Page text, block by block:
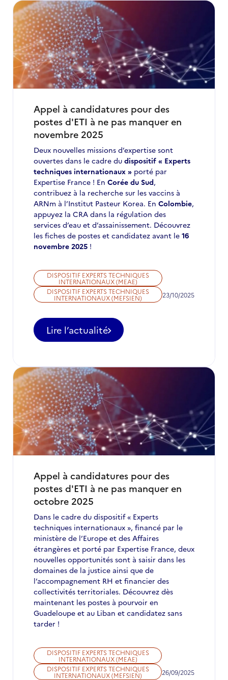
Appel à candidatures pour des
postes d'ETI à ne pas manquer en
novembre 2025
Deux nouvelles missions d’expertise sont
ouvertes dans le cadre du dispositif « Experts
techniques internationaux » porté par
Expertise France ! En Corée du Sud,
contribuez à la recherche sur les vaccins à
ARNm à l’Institut Pasteur Korea. En Colombie,
appuyez la CRA dans la régulation des
services d’eau et d’assainissement. Découvrez
les fiches de postes et candidatez avant le 16
novembre 2025 !
DISPOSITIF EXPERTS TECHNIQUES
INTERNATIONAUX (MEAE)
DISPOSITIF EXPERTS TECHNIQUES
INTERNATIONAUX (MEFSIEN) 23/10/2025
Lire l’actualité
-
Appel
candidatures
pour
des
postes
d'ETI
à
ne
pas
manquer
novembre
2025
Appel à candidatures pour des
postes d'ETI à ne pas manquer en
octobre 2025
Dans le cadre du dispositif « Experts
techniques internationaux », financé par le
ministère de l’Europe et des Affaires
étrangères et porté par Expertise France, deux
nouvelles opportunités sont à saisir dans les
domaines de la justice ainsi que de
l’accompagnement RH et financier des
collectivités territoriales. Découvrez dès
maintenant les postes à pourvoir en
Guadeloupe et au Liban et candidatez sans
tarder !
DISPOSITIF EXPERTS TECHNIQUES
INTERNATIONAUX (MEAE)
DISPOSITIF EXPERTS TECHNIQUES
INTERNATIONAUX (MEFSIEN) 26/09/2025